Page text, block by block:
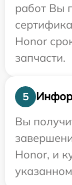
работ Вы
Honor
запчасти.
5
Вы
Honor, и